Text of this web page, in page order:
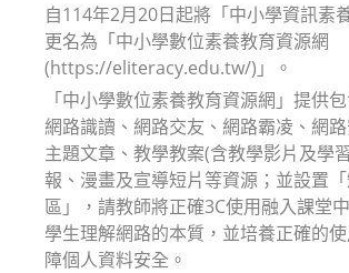
自114年2月20日起將「中小學資訊素
更名為「中小學數位素養教育資源網
(https://eliteracy.edu.tw/)」。
「中小學數位素養教育資源網」提供
網路識讀、網路交友、網路霸凌、網
主題文章、教學教案(含教學影片及學
報、漫畫及宣導短片等資源；並設置
區」，請教師將正確3C使用融入課堂
學生理解網路的本質，並培養正確的
障個人資料安全。